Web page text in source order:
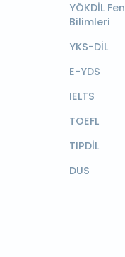
YÖKDİL Fen
Bilimleri
YKS-DİL
E-YDS
IELTS
TOEFL
TIPDİL
DUS